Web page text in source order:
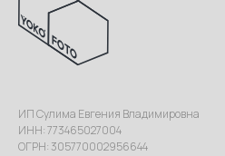
ИП Сулима Евгения Владимировна
ИНН: 773465027004
ОГРН: 305770002956644